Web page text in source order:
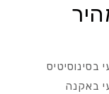
בסינוסיטיס
באקנה